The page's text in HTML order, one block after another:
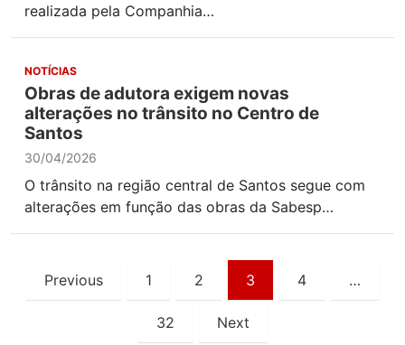
realizada pela Companhia…
NOTÍCIAS
Obras de adutora exigem novas
alterações no trânsito no Centro de
Santos
30/04/2026
O trânsito na região central de Santos segue com
alterações em função das obras da Sabesp…
Paginação
de
Previous 1 2 3 4 …
32 Next